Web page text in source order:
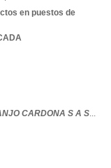
en puestos de
CARDONA S A S...